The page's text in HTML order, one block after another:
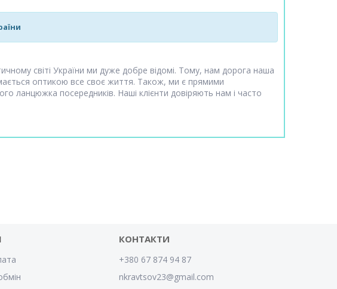
світі України ми дуже добре відомі. Тому, нам дорога наша
оптикою все своє життя. Також, ми є прямими
ланцюжка посередників. Наші клієнти довіряють нам і часто
КОНТАКТИ
+380 67 874 94 87
nkravtsov23@gmail.com